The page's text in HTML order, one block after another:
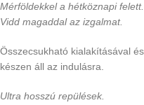
Mérföldekkel a hétköznapi felett.
Vidd magaddal az izgalmat.
Összecsukható kialakításával
készen áll az indulásra.
Ultra hosszú repülések.